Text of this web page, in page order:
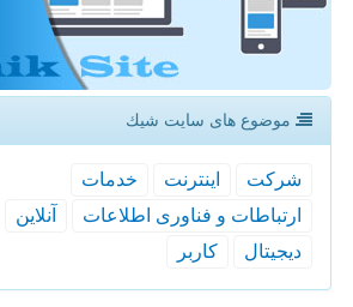
موضوع های سایت شیك
شركت اینترنت
خدمات
ارتباطات و فناوری اطلاعات
آنلاین
دیجیتال
كاربر